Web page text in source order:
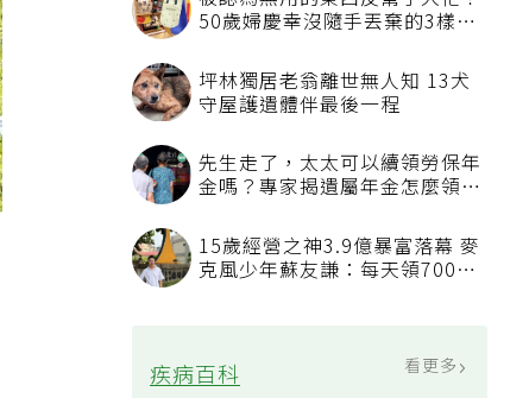
被認為無用的東西反幫了大忙！
50歲婦慶幸沒隨手丟棄的3樣物
坪林獨居老翁離世無人知 13犬
守屋護遺體伴最後一程
先生走了，太太可以續領勞保年
看順位還要看資格
15歲經營之神3.9億暴富落幕 麥